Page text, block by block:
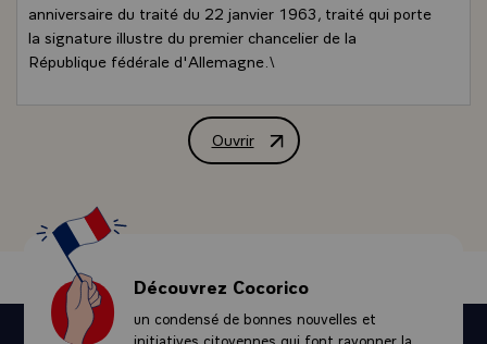
anniversaire du traité du 22 janvier 1963, traité qui porte
la signature illustre du premier chancelier de la
République fédérale d'Allemagne.\
Ouvrir
Message de M. François Mitterrand,
Découvrez Cocorico
un condensé de bonnes nouvelles et
initiatives citoyennes qui font rayonner la